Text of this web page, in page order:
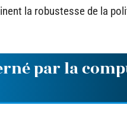
la robustesse de la
par la